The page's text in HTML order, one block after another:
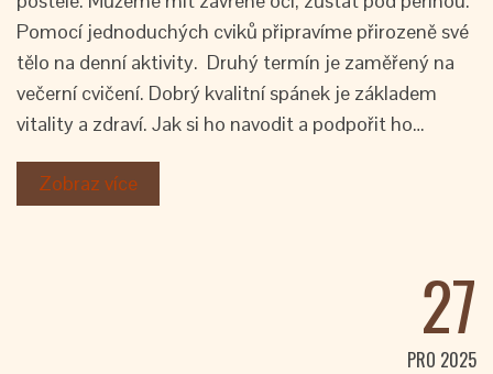
Pomocí jednoduchých cviků připravíme přirozeně své
tělo na denní aktivity. Druhý termín je zaměřený na
večerní cvičení. Dobrý kvalitní spánek je základem
vitality a zdraví. Jak si ho navodit a podpořit ho…
Zobraz více
27
PRO 2025